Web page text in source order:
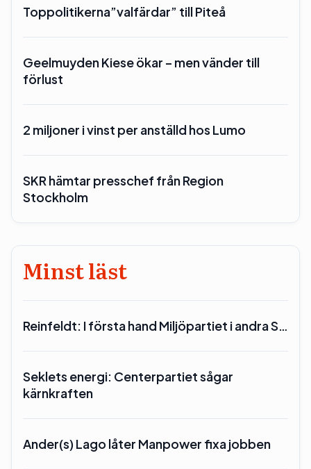
Toppolitikerna”valfärdar” till Piteå
Geelmuyden Kiese ökar – men vänder till
förlust
2 miljoner i vinst per anställd hos Lumo
SKR hämtar presschef från Region
Stockholm
Minst läst
Reinfeldt: I första hand Miljöpartiet i andra S…
Seklets energi: Centerpartiet sågar
kärnkraften
Ander(s) Lago låter Manpower fixa jobben